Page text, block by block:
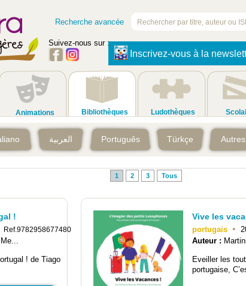
Recherche avancée
Suivez-nous sur :
Inscrivez-vous à la
Animations Bibliothèques Ludothèques
العربية Português Türkçe Autres
1 2 3 Tous
!
Ref.9782958677480
! de Tiago
Vive les
portugais •
Auteur :
Eveiller les
portugaise,